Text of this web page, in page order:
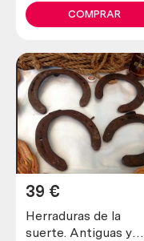
COMPRAR
Herraduras de la
suerte. Antiguas y
39 €